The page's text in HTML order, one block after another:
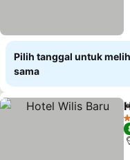
Pilih tanggal untuk
sama
1